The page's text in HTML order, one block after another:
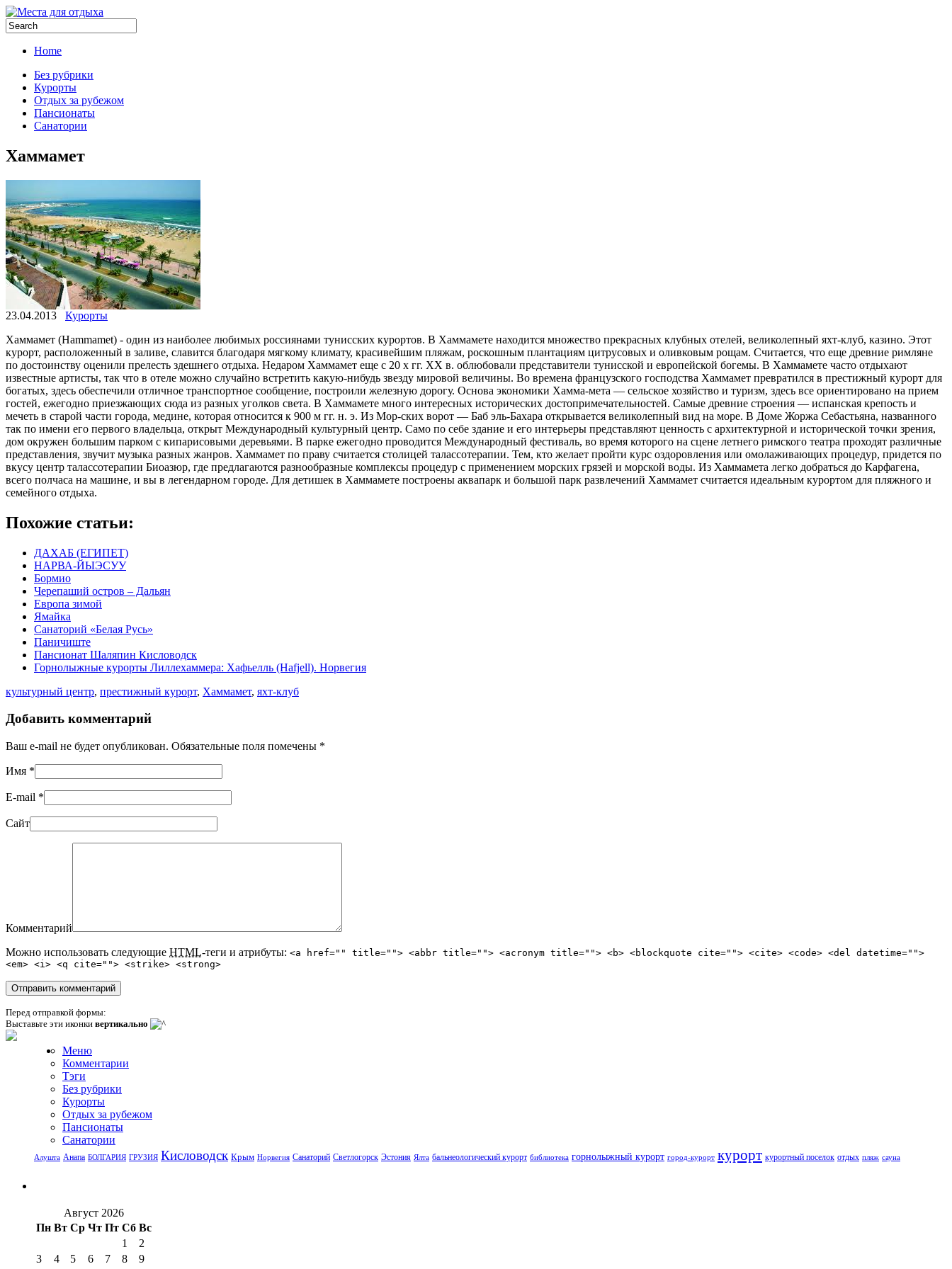
Home
Без рубрики
Курорты
Отдых за рубежом
Пансионаты
Санатории
Хаммамет
23.04.2013
Курорты
Хаммамет (Hammamet) - один из наиболее любимых россиянами тунисских курортов. В Хаммамете находится множество прекрасных клубных отелей, великолепный яхт-клуб, казино. Этот
курорт, расположенный в заливе, славится благодаря мягкому климату, красивейшим пляжам, роскошным плантациям цитрусовых и оливковым рощам. Считается, что еще древние римляне
по достоинству оценили прелесть здешнего отдыха. Недаром Хаммамет еще с 20 х гг. XX в. облюбовали представители тунисской и европейской богемы. В Хаммамете часто отдыхают
известные артисты, так что в отеле можно случайно встретить какую-нибудь звезду мировой величины. Во времена французского господства Хаммамет превратился в престижный курорт для
богатых, здесь обеспечили отличное транспортное сообщение, построили железную дорогу. Основа экономики Хамма-мета — сельское хозяйство и туризм, здесь все ориентировано на прием
гостей, ежегодно приезжающих сюда из разных уголков света. В Хаммамете много интересных исторических достопримечательностей. Самые древние строения — испанская крепость и
мечеть в старой части города, медине, которая относится к 900 м гг. н. э. Из Мор-ских ворот — Баб эль-Бахара открывается великолепный вид на море. В Доме Жоржа Себастьяна, названного
так по имени его первого владельца, открыт Международный культурный центр. Само по себе здание и его интерьеры представляют ценность с архитектурной и исторической точки зрения,
дом окружен большим парком с кипарисовыми деревьями. В парке ежегодно проводится Международный фестиваль, во время которого на сцене летнего римского театра проходят различные
представления, звучит музыка разных жанров. Хаммамет по праву считается столицей талассотерапии. Тем, кто желает пройти курс оздоровления или омолаживающих процедур, придется по
вкусу центр талассотерапии Биоазюр, где предлагаются разнообразные комплексы процедур с применением морских грязей и морской воды. Из Хаммамета легко добраться до Карфагена,
всего полчаса на машине, и вы в легендарном городе. Для детишек в Хаммамете построены аквапарк и большой парк развлечений Хаммамет считается идеальным курортом для пляжного и
семейного отдыха.
Похожие статьи:
ДАХАБ (ЕГИПЕТ)
НАРВА-ЙЫЭСУУ
Бормио
Черепаший остров – Дальян
Европа зимой
Ямайка
Санаторий «Белая Русь»
Паничиште
Пансионат Шаляпин Кисловодск
Горнолыжные курорты Лиллехаммера: Хафьелль (Hafjell). Норвегия
культурный центр, престижный курорт, Хаммамет, яхт-клуб
Добавить комментарий
Ваш e-mail не будет опубликован. Обязательные поля помечены *
Имя *
E-mail *
Сайт
Комментарий
Можно использовать следующие HTML-теги и атрибуты: <a href="" title=""> <abbr title=""> <acronym title=""> <b> <blockquote cite=""> <cite> <code> <del datetime="">
<em> <i> <q cite=""> <strike> <strong>
Перед отправкой формы:
Выставьте эти иконки вертикально
Меню
Комментарии
Тэги
Без рубрики
Курорты
Отдых за рубежом
Пансионаты
Санатории
Алушта Анапа БОЛГАРИЯ ГРУЗИЯ Кисловодск Крым Норвегия Санаторий Светлогорск Эстония Ялта бальнеологический курорт библиотека горнолыжный курорт город-курорт курорт курортный поселок отдых пляж сауна
Август 2026
Пн Вт Ср Чт Пт Сб Вс
1
2
3
4 5 6 7 8
9